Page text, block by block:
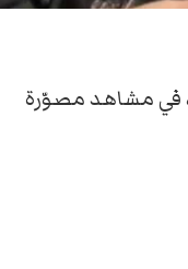
في مشاهد مصوّرة